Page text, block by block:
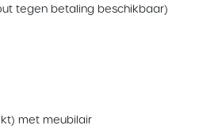
tegen betaling beschikbaar)
met meubilair